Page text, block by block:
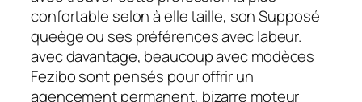
confortable selon à elle taille, son Supposé
queège ou ses préférences avec labeur.
avec davantage, beaucoup avec modèces
Fezibo sont pensés pour offrir un
agencement permanent, bizarre moteur